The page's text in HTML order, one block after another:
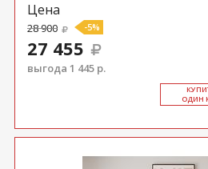
Цена
28 900 -5%
27 455
выгода 1 445 р.
ОДИН